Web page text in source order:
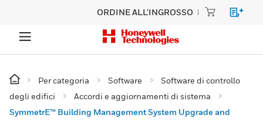
ORDINE ALL'INGROSSO
Per categoria Software
Software di controllo
degli edifici
Accordi e aggiornamenti di sistema
SymmetrE™ Building Management System Upgrade and